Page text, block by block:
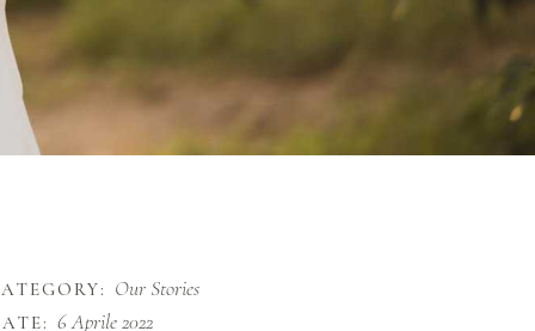
Our Stories
6 Aprile 2022